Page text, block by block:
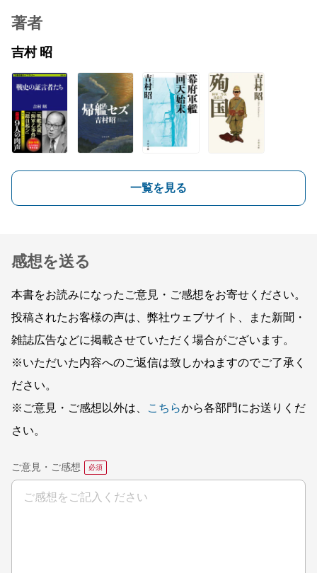
著者
吉村 昭
一覧を見る
感想を送る
本書をお読みになったご意見・ご感想をお寄せください。
投稿されたお客様の声は、弊社ウェブサイト、また新聞・
雑誌広告などに掲載させていただく場合がございます。
※いただいた内容へのご返信は致しかねますのでご了承く
ださい。
※ご意見・ご感想以外は、
こちらから各部門にお送りくだ
さい。
ご意見・ご感想